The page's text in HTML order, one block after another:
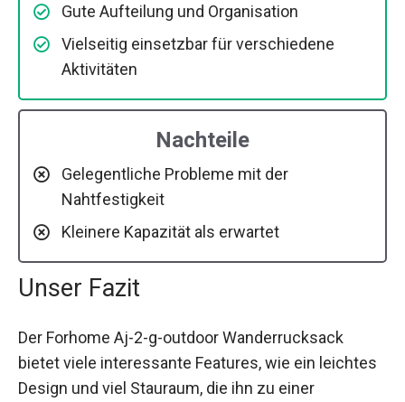
Gute Aufteilung und Organisation
Vielseitig einsetzbar für verschiedene
Aktivitäten
Nachteile
Gelegentliche Probleme mit der
Nahtfestigkeit
Kleinere Kapazität als erwartet
Unser Fazit
Der Forhome Aj-2-g-outdoor Wanderrucksack
bietet viele interessante Features, wie ein leichtes
Design und viel Stauraum, die ihn zu einer